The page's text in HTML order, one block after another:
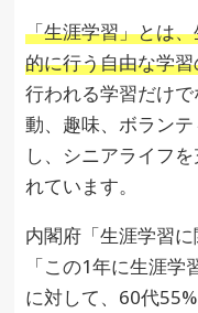
「生涯学習」とは
的に行う自由な学
行われる学習だけ
動、趣味、ボラン
し、シニアライフ
れています。
内閣府「生涯学習に
「この1年に生涯
に対して、60代